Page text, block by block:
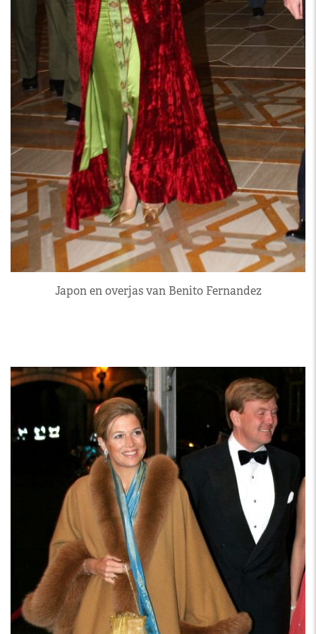
Japon en overjas van Benito Fernandez